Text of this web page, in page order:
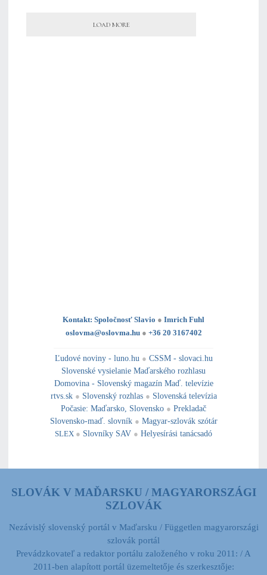
LOAD MORE
Kontakt: Spoločnosť Slavio ● Imrich Fuhl
oslovma@oslovma.hu ● +36 20 3167402
Ľudové noviny - luno.hu ● CSSM - slovaci.hu
Slovenské vysielanie Maďarského rozhlasu
Domovina - Slovenský magazín Maď. televízie
rtvs.sk ● Slovenský rozhlas ● Slovenská televízia
Počasie: Maďarsko Slovensko ● Prekladač
Slovensko-maď. slovník ● Magyar-szlovák szótár
SLEX ● Slovníky SAV ● Helyesírási tanácsadó
SLOVÁK V MAĎARSKU / MAGYARORSZÁGI
SZLOVÁK
Nezávislý slovenský portál v Maďarsku / Független magyarországi
szlovák portál
Prevádzkovateľ a redaktor portálu založeného v roku 2011: / A
2011-ben alapított portál üzemeltetője és szerkesztője: